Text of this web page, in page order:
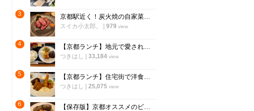
3 京都駅近く！炭火焼の自家菜園野菜や和牛が楽しめる人気店！朝食も評判「炭棲堂」
スイカ小太郎。 979 view
4 【京都ランチ】地元で愛される老舗洋食店！手作りの味をリーズナブルに「舟形」
つきはし 33,184 view
5 【京都ランチ】住宅街で洋食の新店を発見！満足度の高いプレートが評判「洋食堂nook」
つきはし 25,075 view
6 【保存版】京都オススメのビストロ！ランチは行列必至店から予約必須店まで【厳選6店】